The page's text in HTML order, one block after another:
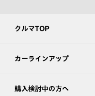
クルマTOP
カーラインアップ
購入検討中の方へ